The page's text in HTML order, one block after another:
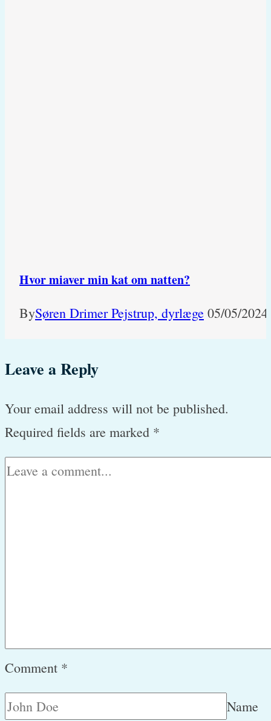
Hvor miaver min kat om natten?
BySøren Drimer Pejstrup, dyrlæge 05/05/2024
Leave a Reply
Your email address will not be published.
Required fields are marked *
Comment *
Name